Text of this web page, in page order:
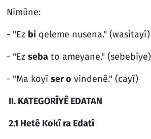
Nimûne:
- "Ez bi qeleme nusena." (wasitayî)
- "Ez sebato ameyane." (sebebîye)
- "Ma koyîser o vindenê." (cayî)
II. KATEGORÎYÊ EDATAN
2.1 Hetê Kokî ra Edatî